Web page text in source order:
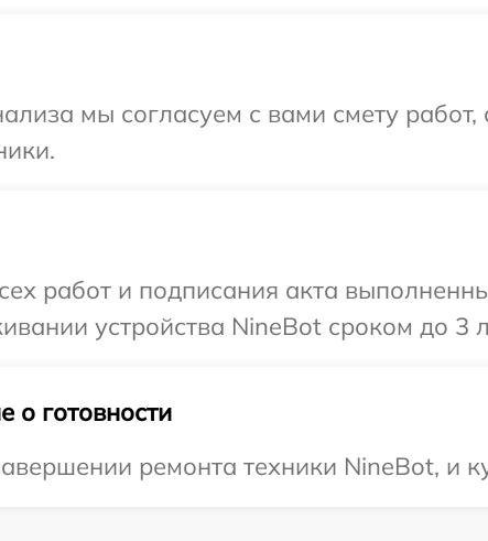
мы согласуем с вами смету
работ и подписания акта
устройства NineBot сроком до 3
готовности
ремонта техники NineBot, и